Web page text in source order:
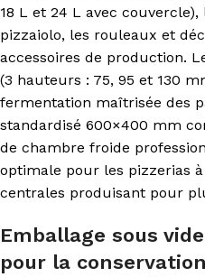
18 L et 24 L avec
pizzaiolo, les rouleaux et
accessoires de production.
(3 hauteurs : 75, 95 et 130
fermentation maîtrisée des
standardisé 600×400 mm
de chambre froide
optimale pour les pizzerias
centrales produisant pour
Emballage sous
pour la